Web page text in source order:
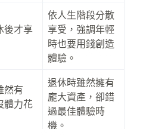
後才享
依人生階段分散
享受，強調年輕
時也要用錢創造
體驗。
然有
體力花
退休時雖然擁有
龐大資產，卻錯
過最佳體驗時
機。